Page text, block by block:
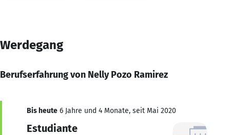
Werdegang
Berufserfahrung von Nelly Pozo Ramirez
Bis heute 6 Jahre und 4 Monate, seit Mai 2020
Estudiante